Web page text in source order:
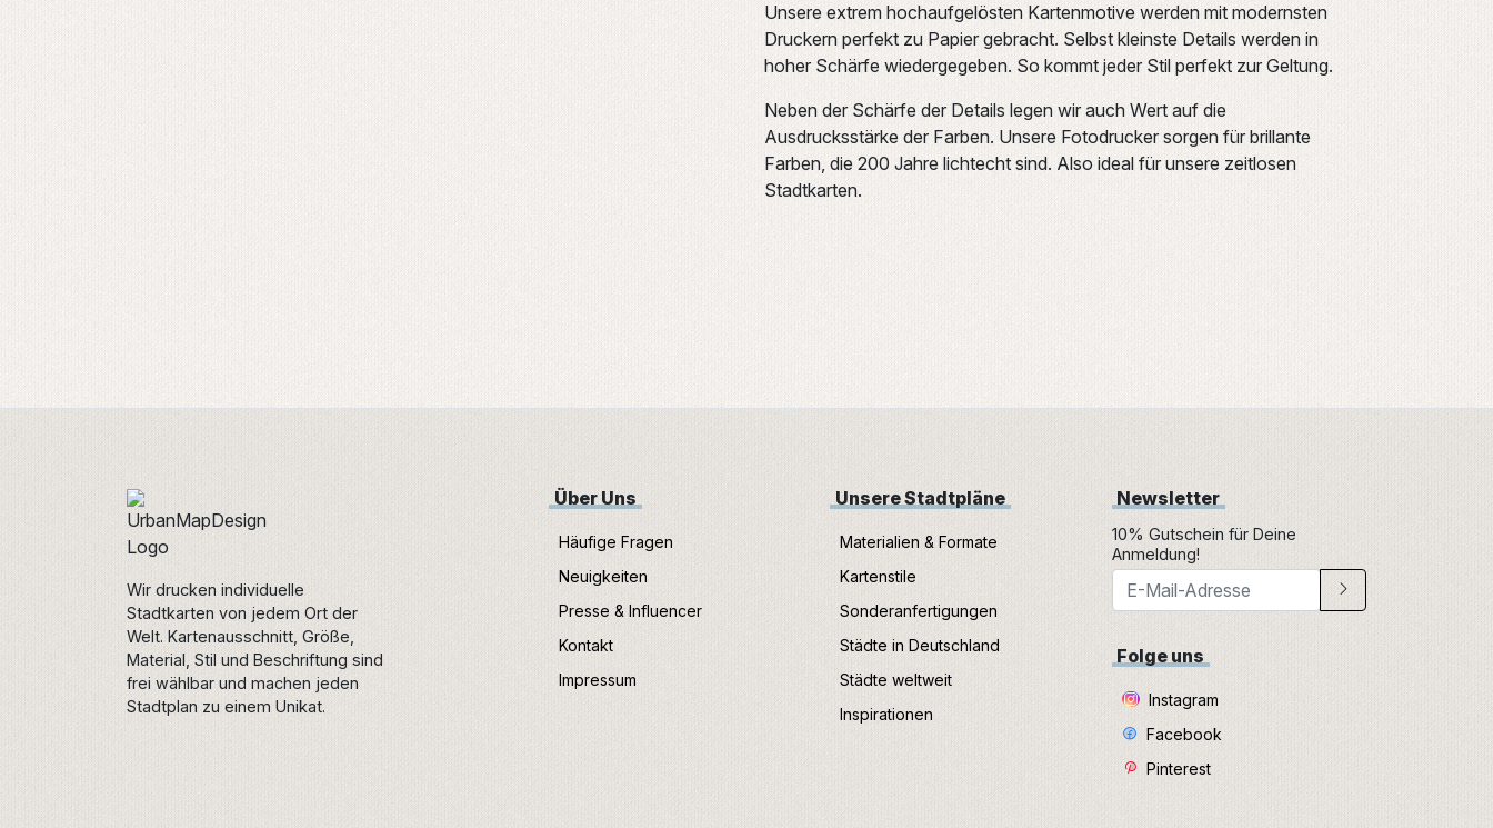
Unsere extrem hochaufgelösten Kartenmotive werden mit modernsten
Druckern perfekt zu Papier gebracht. Selbst kleinste Details werden in
hoher Schärfe wiedergegeben. So kommt jeder Stil perfekt zur Geltung.
Neben der Schärfe der Details legen wir auch Wert auf die
Ausdrucksstärke der Farben. Unsere Fotodrucker sorgen für brillante
Farben, die 200 Jahre lichtecht sind. Also ideal für unsere zeitlosen
Stadtkarten.
Wir drucken individuelle
Stadtkarten von jedem Ort der
Welt. Kartenausschnitt, Größe,
Material, Stil und Beschriftung sind
frei wählbar und machen jeden
Stadtplan zu einem Unikat.
Über Uns
Häufige Fragen
Neuigkeiten
Presse & Influencer
Kontakt
Impressum
Unsere Stadtpläne
Materialien & Formate
Kartenstile
Sonderanfertigungen
Städte in Deutschland
Städte weltweit
Inspirationen
Newsletter
10% Gutschein für Deine
Anmeldung!
Folge uns
Instagram
Facebook
Pinterest